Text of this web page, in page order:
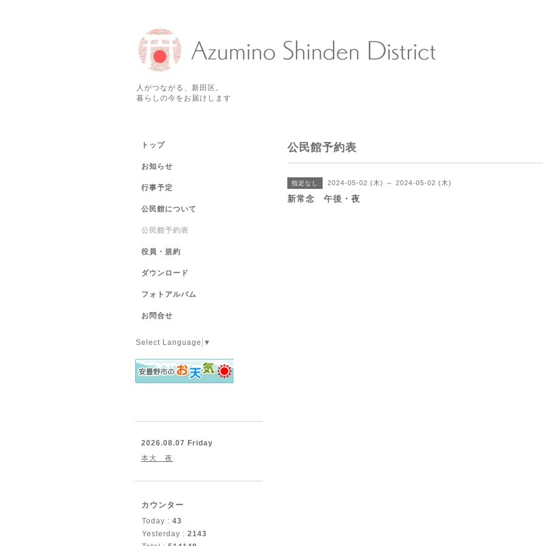
人がつながる、新田区。
暮らしの今をお届けします
公民館予約表
指定なし 2024-05-02 (木) ～ 2024-05-02 (木)
新常念 午後・夜
トップ
お知らせ
行事予定
公民館について
公民館予約表
役員・規約
ダウンロード
フォトアルバム
お問合せ
Select Language ▼
2026.08.07 Friday
本大 夜
カウンター
Today : 43
Yesterday : 2143